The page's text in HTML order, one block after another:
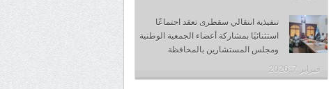
تنفيذية انتقالي سقطرى تعقد اجتماعًا
استثنائيًا بمشاركة أعضاء الجمعية الوطنية
ومجلس المستشارين بالمحافظة
فبراير 7, 2026